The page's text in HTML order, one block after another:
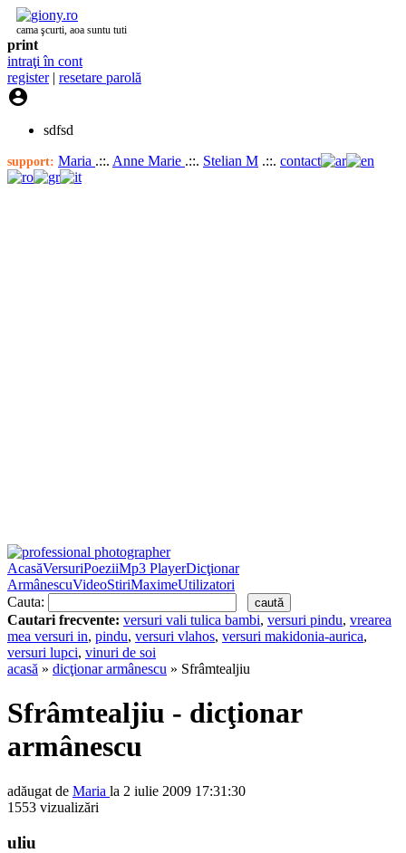
cama şcurti, aoa suntu tuti
print
intraţi în cont
register| resetare parolă

sdfsd
support: Maria .::. Anne Marie .::. Stelian M .::. contact
AcasăVersuriPoeziiMp3 PlayerDicţionar
ArmânescuVideoStiriMaximeUtilizatori
Cauta:
Cautari frecvente: versuri vali tulica bambi, versuri pindu, vrearea
mea versuri in, pindu, versuri vlahos, versuri makidonia-aurica,
versuri lupci, vinuri de soi
acasă » dicţionar armânescu » Sfrâmtealjiu
Sfrâmtealjiu - dicţionar
armânescu
adăugat de Maria la 2 iulie 2009 17:31:30
1553 vizualizări
uliu